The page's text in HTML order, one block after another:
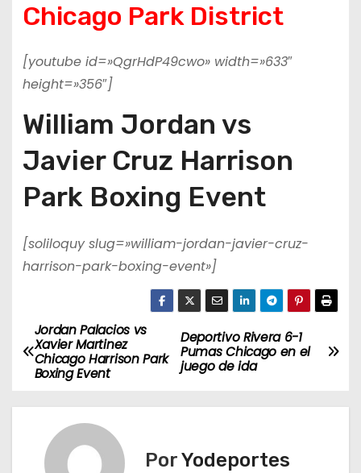
Chicago Park District
[youtube id=»QgrHdP49cwo» width=»633″
height=»356″]
William Jordan vs
Javier Cruz Harrison
Park Boxing Event
[soliloquy slug=»william-jordan-javier-cruz-
harrison-park-boxing-event»]
N
a
v
Deportivo Rivera 6-1
Pumas Chicago en el
juego de ida
Jordan Palacios vs
Xavier Martinez
Chicago Harrison Park
Boxing Event
PorYodeportes